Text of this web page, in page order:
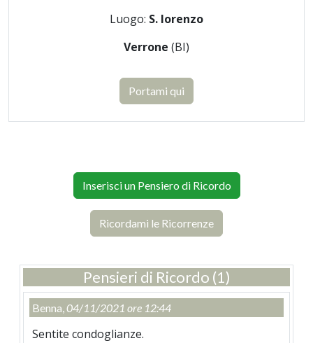
Luogo: S. lorenzo
Verrone (BI)
Portami qui
Inserisci un Pensiero di Ricordo
Ricordami le Ricorrenze
Pensieri di Ricordo (1)
Benna,04/11/2021 ore 12:44
Sentite condoglianze.